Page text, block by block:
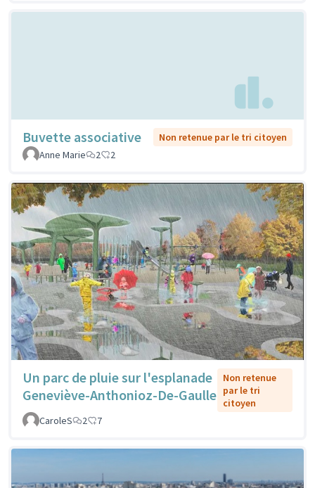
Buvette associative
Non retenue par le tri citoyen
Anne Marie
2 2
Un parc de pluie sur l'esplanade
Geneviève-Anthonioz-De-Gaulle
Non retenue
par le tri
citoyen
CaroleS
2 7